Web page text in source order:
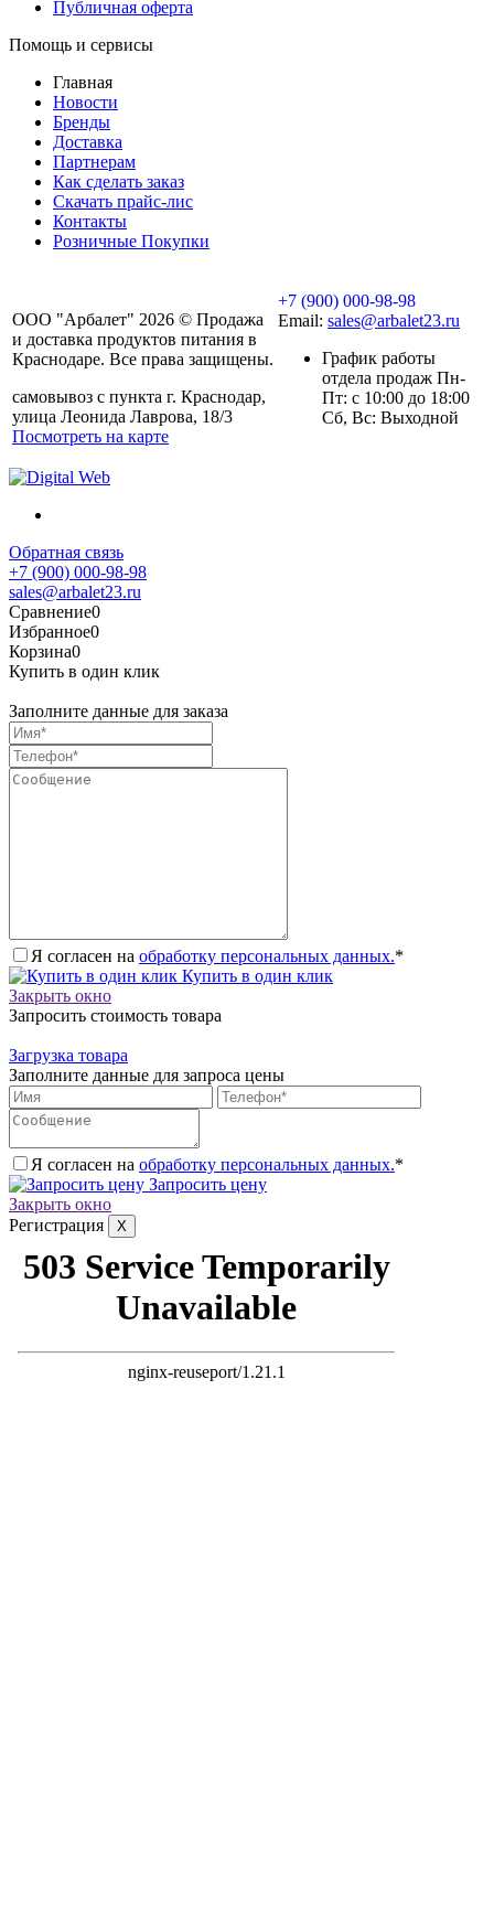
Публичная оферта
Помощь и сервисы
Главная
Новости
Бренды
Доставка
Партнерам
Как сделать заказ
Скачать прайс-лис
Контакты
Розничные Покупки
ООО "Арбалет" 2026 © Продажа
и доставка продуктов питания в
Краснодаре. Все права защищены.
самовывоз с пункта г. Краснодар,
улица Леонида Лаврова, 18/3
Посмотреть на карте
+7 (900) 000-98-98
Email: sales@arbalet23.ru
График работы
отдела продаж Пн-
Пт: с 10:00 до 18:00
Сб, Вс: Выходной
Обратная связь
+7 (900) 000-98-98
sales@arbalet23.ru
Сравнение0
Избранное0
Корзина0
Купить в один клик
Заполните данные для заказа
Я согласен на обработку персональных данных.*
Купить в один клик
Закрыть окно
Запросить стоимость товара
Загрузка товара
Заполните данные для запроса цены
Я согласен на обработку персональных данных.*
Запросить цену
Закрыть окно
Регистрация
X